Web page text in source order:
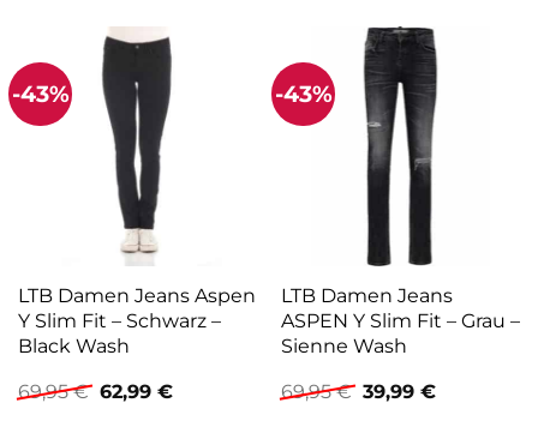
-43%
LTB Damen Jeans Aspen
Y Slim Fit – Schwarz –
Black Wash
69,95€ Ursprünglicher
Preis
62,99 €Aktueller
-43%
LTB Damen Jeans
ASPEN Y Slim Fit – Grau –
Sienne Wash
69,95€ Ursprünglicher
Preis
39,99 €Aktueller